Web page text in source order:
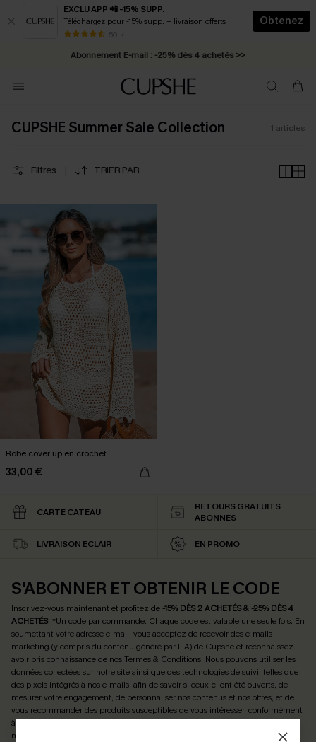
EXCLU APP 📲 -15% SUPP.
Téléchargez pour -15% supp. + livraison offerts !
50 k+
Obtenez
* Livraison éclair 2-3 jours ouvrés >>
Abonnement E-mail : -25% dès 4 achetés >>
CUPSHE Summer Sale Collection 1 articles
Filtres TRIER PAR
Robe cover up en crochet
33,00 €
CARTE CATEAU
RETOURS GRATUITS
ABONNÉS
LIVRAISON ÉCLAIR EN PROMO
S'ABONNER ET OBTENIR LE CODE
Inscrivez-vous maintenant et profitez de -15% DÈS 2 ACHETÉS & -25% DÈS 4
ACHETÉS! *Un code par commande. Chaque code est valable une seule fois. En
soumettant votre adresse e-mail, vous acceptez de recevoir des e-mails
marketing (y compris du contenu généré par l'IA) de Cupshe et reconnaissez
avoir pris connaissance de nosTermes & Conditions. Nous pouvons utiliser les
données collectées sur notre site ainsi que des technologies de suivi, telles que
des pixels intégrés à nos e-mails, afin de savoir si ceux-ci ont été ouverts, de
mesurer votre engagement, de personnaliser nos contenus et nos offres, et de
vous recommander des produits susceptibles de vous intéresser, conformément
à notrePolitique de confidentialité. Vous pouvez vous désabonner à tout
moment.